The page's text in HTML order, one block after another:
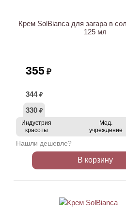
Крем SolBianca для загара в
125 мл
355 ₽
344 ₽
330 ₽
Индустрия
красоты
Мед.
учреждение
Нашли дешевле?
В корзину